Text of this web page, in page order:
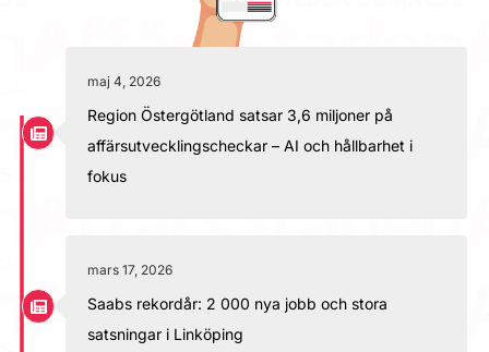
maj 4, 2026
Region Östergötland satsar 3,6 miljoner på
affärsutvecklingscheckar – AI och hållbarhet i
fokus
mars 17, 2026
Saabs rekordår: 2 000 nya jobb och stora
satsningar i Linköping